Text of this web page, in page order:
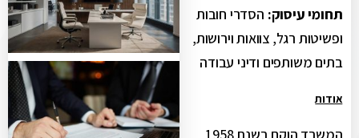
תחומי עיסוק: הסדרי חובות
ופשיטות רגל, צוואות וירושות,
בתים משותפים ודיני עבודה
אודות
המשרד הוקם בשנת 1958